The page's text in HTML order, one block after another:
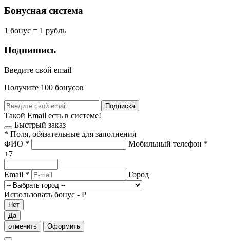
Бонусная система
1 бонус = 1 рубль
Подпишись
Введите свой email
Получите 100 бонусов
Подписка
Такой Email есть в системе!
Быстрый заказ
* Поля, обязательные для заполнения
ФИО * Мобильный телефон *
+7
Email * Город
Использовать бонус - Р
Нет
Да
отменить
Оформить